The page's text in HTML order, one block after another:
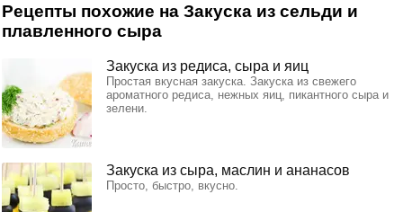
Рецепты похожие на Закуска из сельди и
плавленного сыра
Закуска из редиса, сыра и яиц
Простая вкусная закуска. Закуска из свежего
ароматного редиса, нежных яиц, пикантного сыра и
зелени.
Закуска из сыра, маслин и ананасов
Просто, быстро, вкусно.